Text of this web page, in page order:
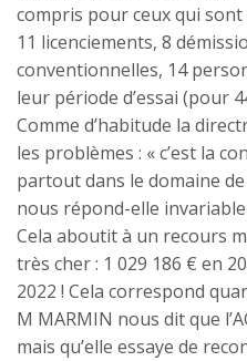
compris pour ceux qui
11 licenciements, 8
conventionnelles, 14
leur période d’essai (pour
Comme d’habitude la
les problèmes : « c’est la
partout dans le domaine
nous répond-elle
Cela aboutit à un recours
très cher : 1 029 186 € en
2022 ! Cela correspond
M MARMIN nous dit que
mais qu’elle essaye de